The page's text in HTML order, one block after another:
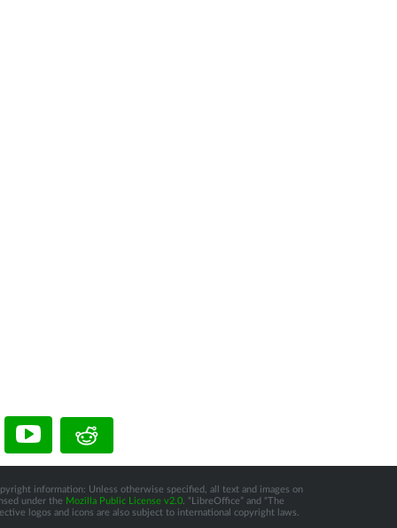
information: Unless otherwise specified, all text and images on
under the Mozilla Public License v2.0. “LibreOffice” and “The
logos and icons are also subject to international copyright laws.